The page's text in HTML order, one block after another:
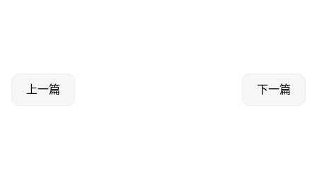
上一篇 下一篇